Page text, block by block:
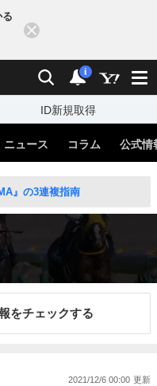
検索 通知
i
ID新規取得
ニュース コラム 公式情
』の3連複指南
をチェックする
2021/12/6 00:00